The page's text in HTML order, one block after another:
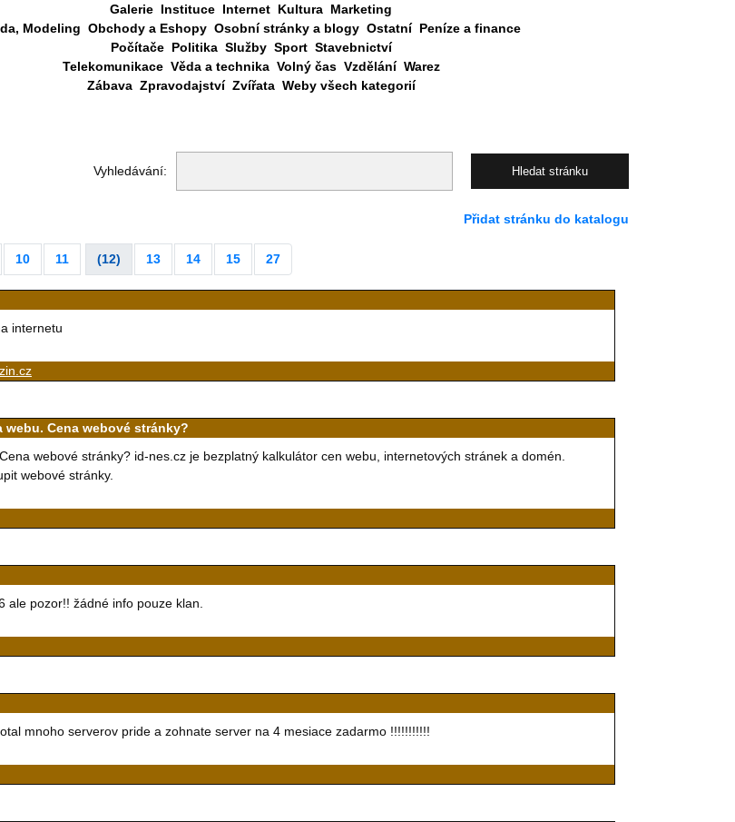
Galerie Instituce Internet Kultura Marketing
Modeling Obchody a Eshopy Osobní stránky a blogy Ostatní Peníze a finance
Počítače Politika Služby Sport Stavebnictví
Telekomunikace Věda a technika Volný čas Vzdělání Warez
Zábava Zpravodajství Zvířata Weby všech kategorií
Vyhledávání:
Přidat stránku do katalogu
10 11 (12) 13 14 15 27
internetu
webu. Cena webové stránky?
webové stránky? id-nes.cz je bezplatný kalkulátor cen webu, internetových stránek a domén.
webové stránky.
ale pozor!! žádné info pouze klan.
mnoho serverov pride a zohnate server na 4 mesiace zadarmo !!!!!!!!!!!